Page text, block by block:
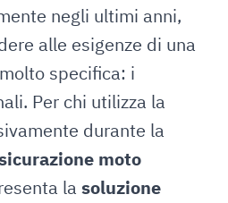
negli ultimi anni,
alle esigenze di una
specifica: i
Per chi utilizza la
durante la
moto
la soluzione